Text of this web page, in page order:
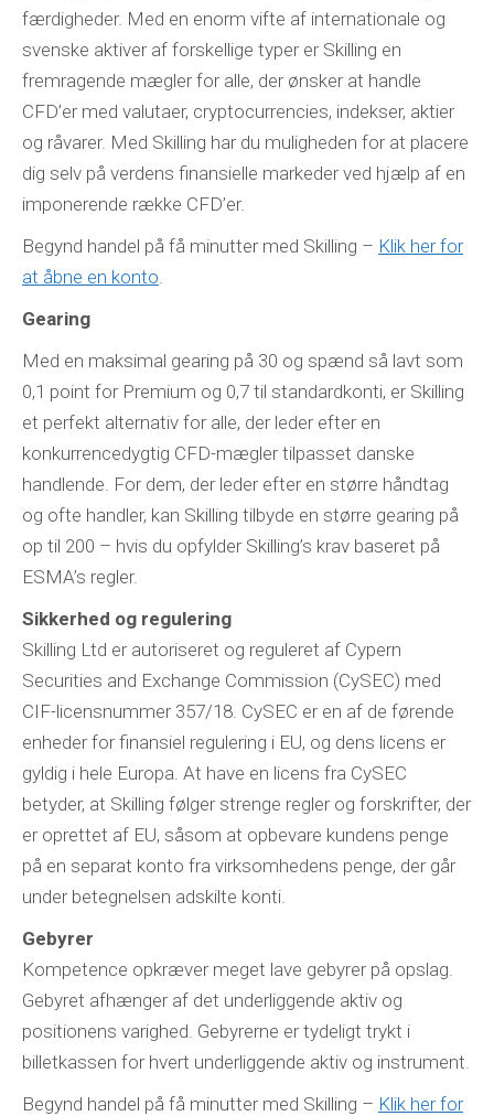
færdigheder. Med en enorm vifte af internationale og
svenske aktiver af forskellige typer er Skilling en
fremragende mægler for alle, der ønsker at handle
CFD’er med valutaer, cryptocurrencies, indekser, aktier
og råvarer. Med Skilling har du muligheden for at placere
dig selv på verdens finansielle markeder ved hjælp af en
imponerende række CFD’er.
Begynd handel på få minutter med Skilling – Klik her for
at åbne en konto.
Gearing
Med en maksimal gearing på 30 og spænd så lavt som
0,1 point for Premium og 0,7 til standardkonti, er Skilling
et perfekt alternativ for alle, der leder efter en
konkurrencedygtig CFD-mægler tilpasset danske
handlende. For dem, der leder efter en større håndtag
og ofte handler, kan Skilling tilbyde en større gearing på
op til 200 – hvis du opfylder Skilling’s krav baseret på
ESMA’s regler.
Sikkerhed og regulering
Skilling Ltd er autoriseret og reguleret af Cypern
Securities and Exchange Commission (CySEC) med
CIF-licensnummer 357/18. CySEC er en af de førende
enheder for finansiel regulering i EU, og dens licens er
gyldig i hele Europa. At have en licens fra CySEC
betyder, at Skilling følger strenge regler og forskrifter, der
er oprettet af EU, såsom at opbevare kundens penge
på en separat konto fra virksomhedens penge, der går
under betegnelsen adskilte konti.
Gebyrer
Kompetence opkræver meget lave gebyrer på opslag.
Gebyret afhænger af det underliggende aktiv og
positionens varighed. Gebyrerne er tydeligt trykt i
billetkassen for hvert underliggende aktiv og instrument.
Begynd handel på få minutter med Skilling – Klik her for